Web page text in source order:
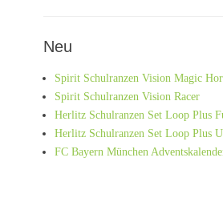
Neu
Spirit Schulranzen Vision Magic
Spirit Schulranzen Vision Racer
Herlitz Schulranzen Set Loop Plus
Herlitz Schulranzen Set Loop Plus
FC Bayern München